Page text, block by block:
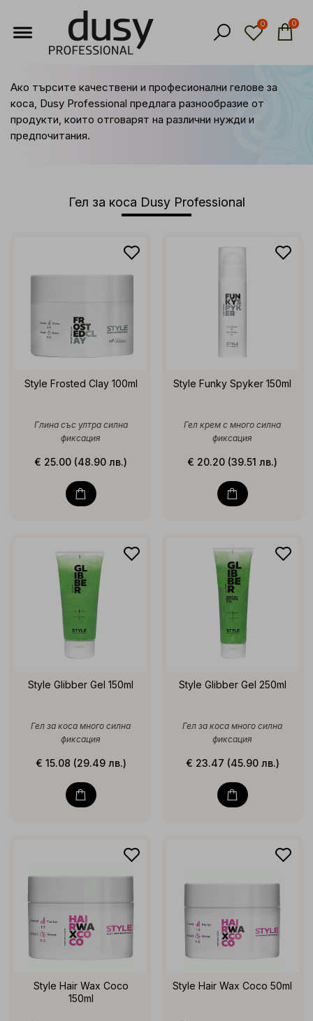
0 0
Гел за коса Dusy Professional
Ако търсите качествени и професионални гелове за
коса, Dusy Professional предлага разнообразие от
продукти, които отговарят на различни нужди и
предпочитания.
Style Frosted Clay 100ml
Глина със ултра силна
фиксация
€ 25.00 (48.90 лв.)
Style Funky Spyker 150ml
Гел крем с много силна
фиксация
€ 20.20 (39.51 лв.)
Style Glibber Gel 150ml
Гел за коса много силна
фиксация
€ 15.08 (29.49 лв.)
Style Glibber Gel 250ml
Гел за коса много силна
фиксация
€ 23.47 (45.90 лв.)
Style Hair Wax Coco
150ml
Style Hair Wax Coco 50ml